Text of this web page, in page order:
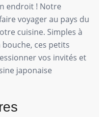
endroit ! Notre
voyager au pays du
cuisine. Simples à
ces petits
vos invités et
japonaise